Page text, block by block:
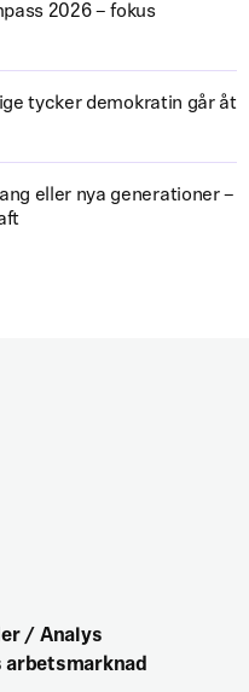
2026 – fokus
tycker demokratin går åt
eller nya generationer –
/ Analys